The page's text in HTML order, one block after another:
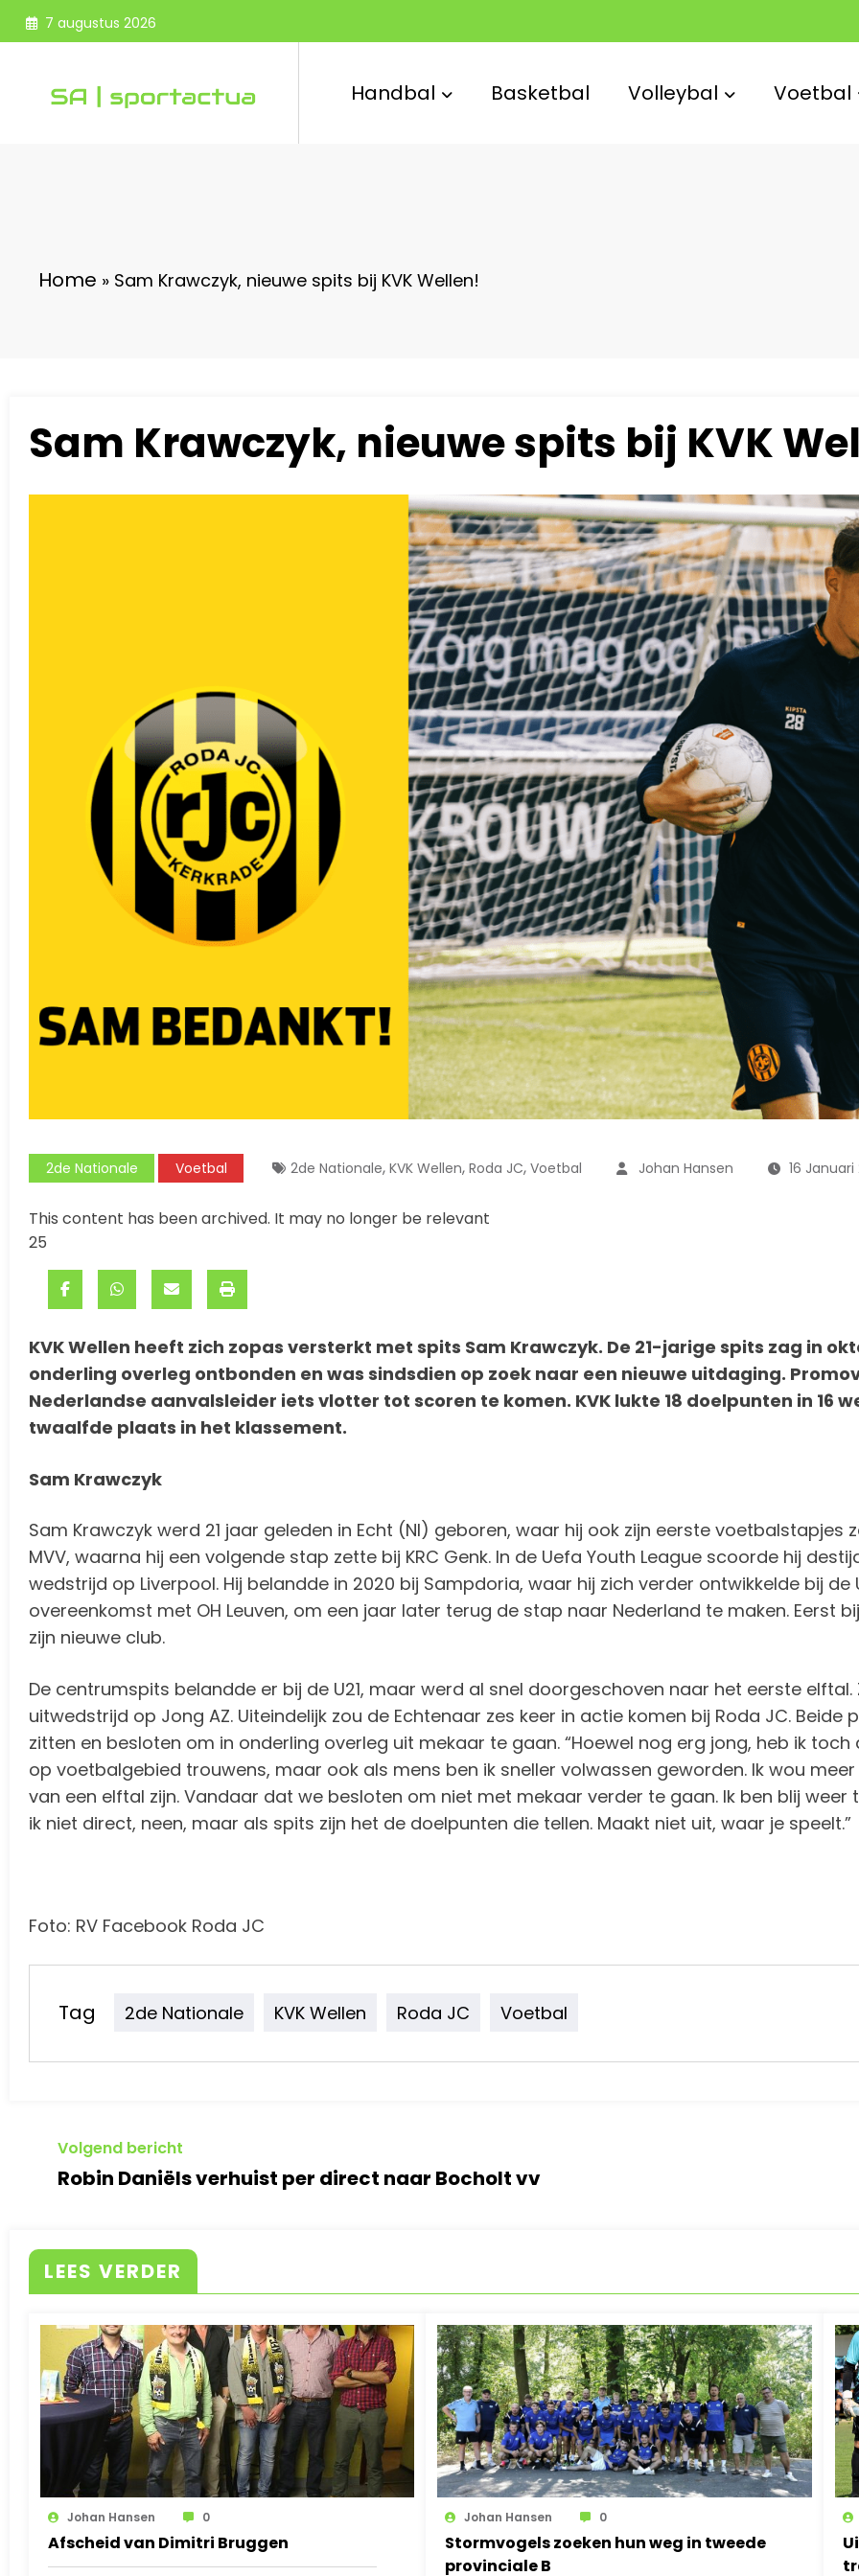
Spring
naar
7 augustus 2026
Handbal Basketbal Volleybal Voetbal
Home » Sam Krawczyk, nieuwe spits bij KVK Wellen!
Sam Krawczyk, nieuwe spits bij KVK
2de Nationale Voetbal 2de Nationale, KVK Wellen, Roda JC, Voetbal Johan Hansen 16 Januari
This content has been archived. It may no longer be relevant
25
KVK Wellen heeft zich zopas versterkt met spits Sam Krawczyk. De 21-jarige spits zag in
onderling overleg ontbonden en was sindsdien op zoek naar een nieuwe uitdaging.
Nederlandse aanvalsleider iets vlotter tot scoren te komen. KVK lukte 18 doelpunten in 16
twaalfde plaats in het klassement.
Sam Krawczyk
Sam Krawczyk werd 21 jaar geleden in Echt (Nl) geboren, waar hij ook zijn eerste
MVV, waarna hij een volgende stap zette bij KRC Genk. In de Uefa Youth League scoorde hij
wedstrijd op Liverpool. Hij belandde in 2020 bij Sampdoria, waar hij zich verder ontwikkelde bij de
overeenkomst met OH Leuven, om een jaar later terug de stap naar Nederland te maken. Eerst
zijn nieuwe club.
De centrumspits belandde er bij de U21, maar werd al snel doorgeschoven naar het eerste
uitwedstrijd op Jong AZ. Uiteindelijk zou de Echtenaar zes keer in actie komen bij Roda JC.
zitten en besloten om in onderling overleg uit mekaar te gaan. “Hoewel nog erg jong, heb ik
op voetbalgebied trouwens, maar ook als mens ben ik sneller volwassen geworden. Ik wou
van een elftal zijn. Vandaar dat we besloten om niet met mekaar verder te gaan. Ik ben blij weer
ik niet direct, neen, maar als spits zijn het de doelpunten die tellen. Maakt niet uit, waar je speelt.”
Foto: RV Facebook Roda JC
Tag 2de Nationale KVK Wellen Roda JC Voetbal
Volgend bericht
Robin Daniëls verhuist per direct naar Bocholt vv
LEES VERDER
Johan Hansen 0
Afscheid van Dimitri Bruggen
Johan Hansen 0
Stormvogels zoeken hun weg in tweede
provinciale B